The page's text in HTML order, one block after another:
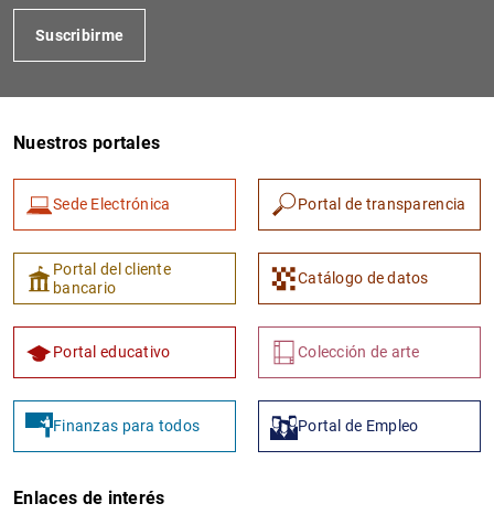
Suscribirme
Nuestros portales
Sede Electrónica Portal de transparencia
Portal del cliente
bancario
Catálogo de datos
Portal educativo Colección de arte
Finanzas para todos Portal de Empleo
Enlaces de interés